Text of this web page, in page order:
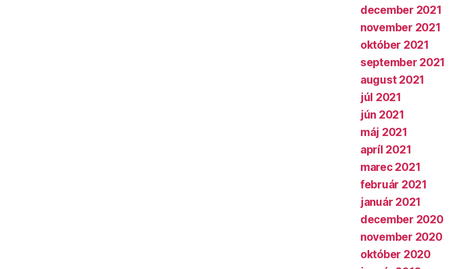
december 2021
november 2021
október 2021
september 2021
august 2021
júl 2021
jún 2021
máj 2021
apríl 2021
marec 2021
február 2021
január 2021
december 2020
november 2020
október 2020